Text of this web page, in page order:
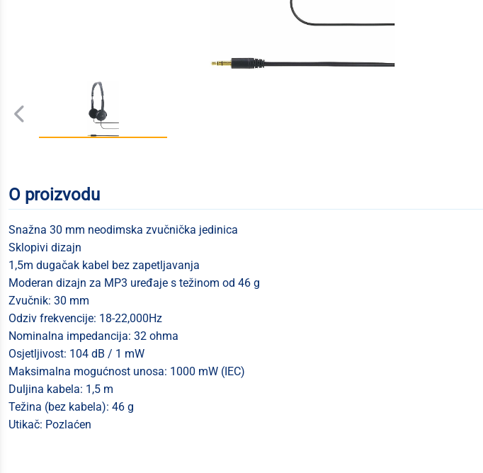
O proizvodu
Snažna 30 mm neodimska zvučnička jedinica
Sklopivi dizajn
1,5m dugačak kabel bez zapetljavanja
Moderan dizajn za MP3 uređaje s težinom od 46 g
Zvučnik: 30 mm
Odziv frekvencije: 18-22,000Hz
Nominalna impedancija: 32 ohma
Osjetljivost: 104 dB / 1 mW
Maksimalna mogućnost unosa: 1000 mW (IEC)
Duljina kabela: 1,5 m
Težina (bez kabela): 46 g
Utikač: Pozlaćen